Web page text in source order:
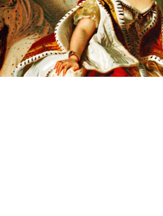
Časopis
Sledujte prima+
Přihlášení
veřejnosti moc neužili.